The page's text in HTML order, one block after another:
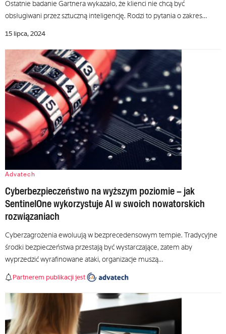
Ostatnie badanie Gartnera wykazało, że klienci nie chcą być
obsługiwani przez sztuczną inteligencję. Rodzi to pytania o zakres…
15 lipca, 2024
Advatech
Cyberbezpieczeństwo na wyższym poziomie – jak
SentinelOne wykorzystuje AI w swoich nowatorskich
rozwiązaniach
Cyberzagrożenia ewoluują w bezprecedensowym tempie. Tradycyjne
środki bezpieczeństwa przestają być wystarczające, zatem aby
wyprzedzić wyrafinowane ataki, organizacje muszą…
Partnerem publikacji jest